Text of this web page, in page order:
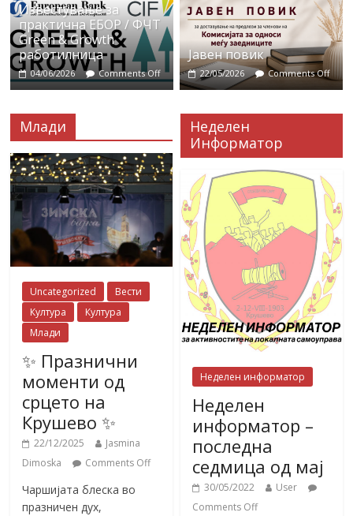
Известување за
практична ЕБОР / ФЧТ
Green & Growth
работилница
04/06/2026 Comments Off
Јавен повик
22/05/2026 Comments Off
Млади
Uncategorized
Вести
Култура
Култура
Млади
✨ Празнични
моменти од
срцето на
Крушево ✨
22/12/2025
Jasmina
Dimoska
Comments Off
Чаршијата блеска во
празничен дух,
Неделен
Информатор
Неделен информатор
Неделен
информатор –
последна
седмица од мај
30/05/2022
User
Comments Off